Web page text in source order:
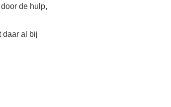
de hulp,
daar al bij